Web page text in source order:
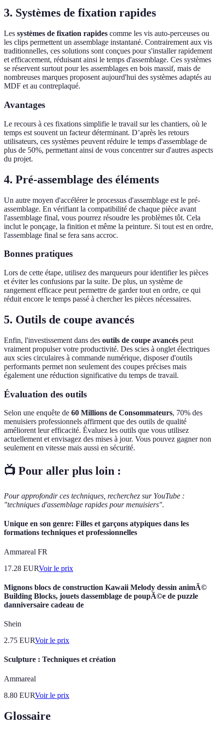
3. Systèmes de fixation rapides
Les systèmes de fixation rapides comme les vis auto-perceuses ou
les clips permettent un assemblage instantané. Contrairement aux vis
traditionnelles, ces solutions sont conçues pour s'installer rapidement
et efficacement, réduisant ainsi le temps d'assemblage. Ces systèmes
se réservent surtout pour les assemblages en bois massif, mais de
nombreuses marques proposent aujourd'hui des systèmes adaptés au
MDF et au contreplaqué.
Avantages
Le recours à ces fixations simplifie le travail sur les chantiers, où le
temps est souvent un facteur déterminant. D’après les retours
utilisateurs, ces systèmes peuvent réduire le temps d'assemblage de
plus de 50%, permettant ainsi de vous concentrer sur d'autres aspects
du projet.
4. Pré-assemblage des éléments
Un autre moyen d'accélérer le processus d'assemblage est le pré-
assemblage. En vérifiant la compatibilité de chaque pièce avant
l'assemblage final, vous pourrez résoudre les problèmes tôt. Cela
inclut le ponçage, la finition et même la peinture. Si tout est en ordre,
l'assemblage final se fera sans accroc.
Bonnes pratiques
Lors de cette étape, utilisez des marqueurs pour identifier les pièces
et éviter les confusions par la suite. De plus, un système de
rangement efficace peut permettre de garder tout en ordre, ce qui
réduit encore le temps passé à chercher les pièces nécessaires.
5. Outils de coupe avancés
Enfin, l'investissement dans des outils de coupe avancés peut
vraiment propulser votre productivité. Des scies à onglet électriques
aux scies circulaires à commande numérique, disposer d'outils
performants permet non seulement des coupes précises mais
également une réduction significative du temps de travail.
Évaluation des outils
Selon une enquête de 60 Millions de Consommateurs, 70% des
menuisiers professionnels affirment que des outils de qualité
améliorent leur efficacité. Évaluez les outils que vous utilisez
actuellement et envisagez des mises à jour. Vous pouvez gagner non
seulement en vitesse mais aussi en sécurité.
📺 Pour aller plus loin :
Pour approfondir ces techniques, recherchez sur YouTube :
"techniques d'assemblage rapides pour menuisiers".
Unique en son genre: Filles et garçons atypiques dans les
formations techniques et professionnelles
Ammareal FR
17.28 EURVoir le prix
Mignons blocs de construction Kawaii Melody dessin animÃ©
Building Blocks, jouets dassemblage de poupÃ©e de puzzle
danniversaire cadeau de
Shein
2.75 EURVoir le prix
Sculpture : Techniques et création
Ammareal
8.80 EURVoir le prix
Glossaire